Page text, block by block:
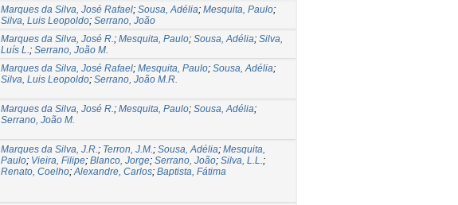
Marques da Silva, José Rafael; Sousa, Adélia; Mesquita, Paulo;
Silva, Luis Leopoldo; Serrano, João
Marques da Silva, José R.; Mesquita, Paulo; Sousa, Adélia; Silva,
Luís L.; Serrano, João M.
Marques da Silva, José Rafael; Mesquita, Paulo; Sousa, Adélia;
Silva, Luis Leopoldo; Serrano, João M.R.
Marques da Silva, José R.; Mesquita, Paulo; Sousa, Adélia;
Serrano, João M.
Marques da Silva, J.R.; Terron, J.M.; Sousa, Adélia; Mesquita,
Paulo; Vieira, Filipe; Blanco, Jorge; Serrano, João; Silva, L.L.;
Renato, Coelho;Alexandre, Carlos; Baptista, Fátima